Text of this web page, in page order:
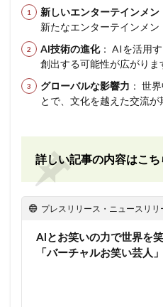
新しいエンターテインメン
新たなエンターテインメン
AI技術の進化： AIを活用
創出する可能性が広がりま
グローバルな影響力 ： 世
とで、文化を越えた交流が
詳しい記事の内容はこち
プレスリリース・ニュースリリー
AIとお笑いの力で世界を
「バーチャルお笑い芸人